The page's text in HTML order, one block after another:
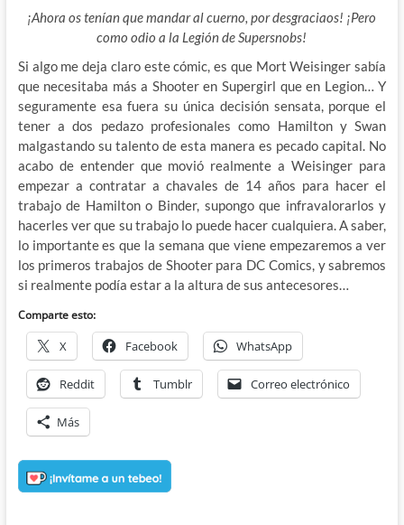
¡Ahora os tenían que mandar al cuerno, por desgraciaos! ¡Pero
como odio a la Legión de Supersnobs!
Si algo me deja claro este cómic, es que Mort Weisinger sabía
que necesitaba más a Shooter en Supergirl que en Legion… Y
seguramente esa fuera su única decisión sensata, porque el
tener a dos pedazo profesionales como Hamilton y Swan
malgastando su talento de esta manera es pecado capital. No
acabo de entender que movió realmente a Weisinger para
empezar a contratar a chavales de 14 años para hacer el
trabajo de Hamilton o Binder, supongo que infravalorarlos y
hacerles ver que su trabajo lo puede hacer cualquiera. A saber,
lo importante es que la semana que viene empezaremos a ver
los primeros trabajos de Shooter para DC Comics, y sabremos
si realmente podía estar a la altura de sus antecesores…
Comparte esto:
X Facebook WhatsApp
Reddit Tumblr Correo electrónico
Más